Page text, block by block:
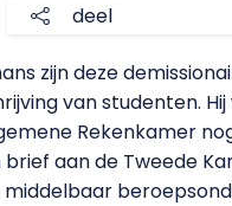
deel
zijn deze
van studenten.
Rekenkamer
aan de Tweede